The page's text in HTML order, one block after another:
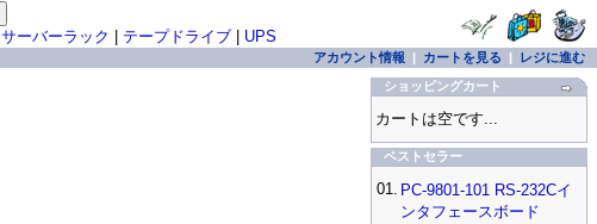
サーバーラック テープドライブ| UPS
アカウント情報 | カートを見る | レジに進む
ショッピングカート
カートは空です...
ベストセラー
01. PC-9801-101 RS-232Cイ
ンタフェースボード